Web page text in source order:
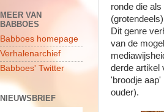
ronde die
Dit genre
van de
derde artikel
'broodje
ouder).
MEER VAN
BABBOES
Babboes homepage
Verhalenarchief
Babboes' Twitter
NIEUWSBRIEF